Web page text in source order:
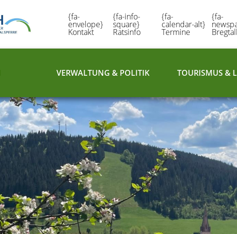
{fa-
envelope}
Kontakt
{fa-info-
square}
Ratsinfo
{fa-
calendar-alt}
Termine
{fa-
VERWALTUNG & POLITIK TOURISMUS &